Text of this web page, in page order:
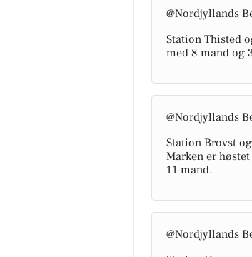
@Nordjyllands
Station Thisted
med 8 mand og
@Nordjyllands
Station Brovst
Marken er
11 mand.
@Nordjyllands